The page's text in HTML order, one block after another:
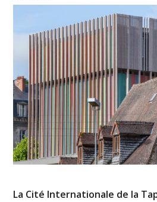
La Cité Internationale de la